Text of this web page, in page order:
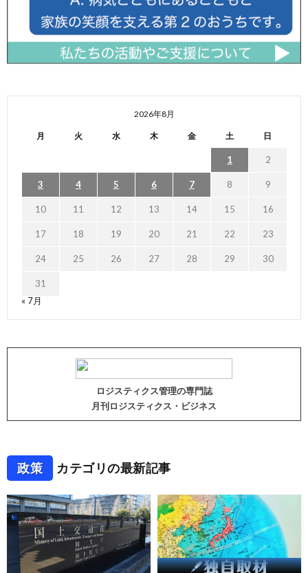
2026年8月
月 火 水 木 金 土 日
1 2
3 4 5 6 7 8 9
10 11 12 13 14 15 16
17 18 19 20 21 22 23
24 25 26 27 28 29 30
31
« 7月
ロジスティクス管理の専門誌
月刊ロジスティクス・ビジネス
政策 カテゴリの最新記事